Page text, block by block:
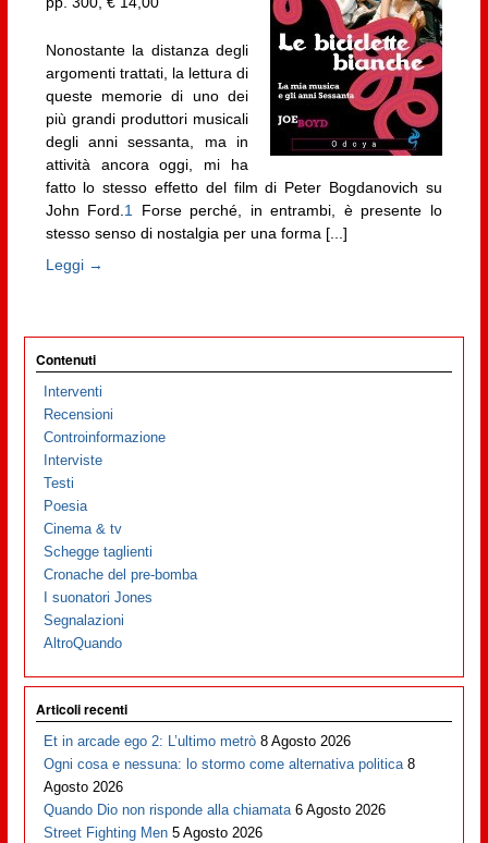
Nonostante la distanza degli
argomenti trattati, la lettura di
queste memorie di uno dei
più grandi produttori musicali
degli anni sessanta, ma in
attività ancora oggi, mi ha
fatto lo stesso effetto del film di Peter Bogdanovich su
John Ford. 1
Forse perché, in entrambi, è presente lo
stesso senso di nostalgia per una forma [...]
Leggi →
Contenuti
Interventi
Recensioni
Controinformazione
Interviste
Testi
Poesia
Cinema & tv
Schegge taglienti
Cronache del pre-bomba
I suonatori Jones
Segnalazioni
AltroQuando
Articoli recenti
Et in arcade ego 2: L’ultimo metrò 8 Agosto 2026
Ogni cosa e nessuna: lo stormo come alternativa politica 8
Agosto 2026
Quando Dio non risponde alla chiamata 6 Agosto 2026
Street Fighting Men 5 Agosto 2026